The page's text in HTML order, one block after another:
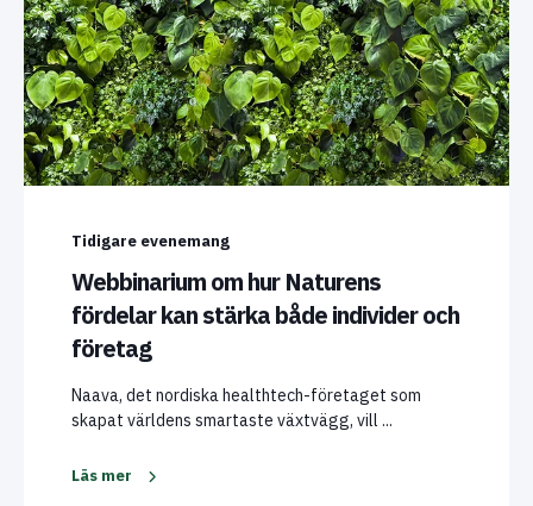
Tidigare evenemang
Webbinarium om hur Naturens
fördelar kan stärka både individer och
företag
Naava, det nordiska healthtech-företaget som
skapat världens smartaste växtvägg, vill ...
Läs mer